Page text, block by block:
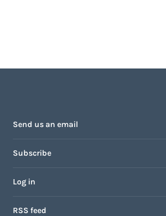
Send us an email
Subscribe
Log in
RSS feed